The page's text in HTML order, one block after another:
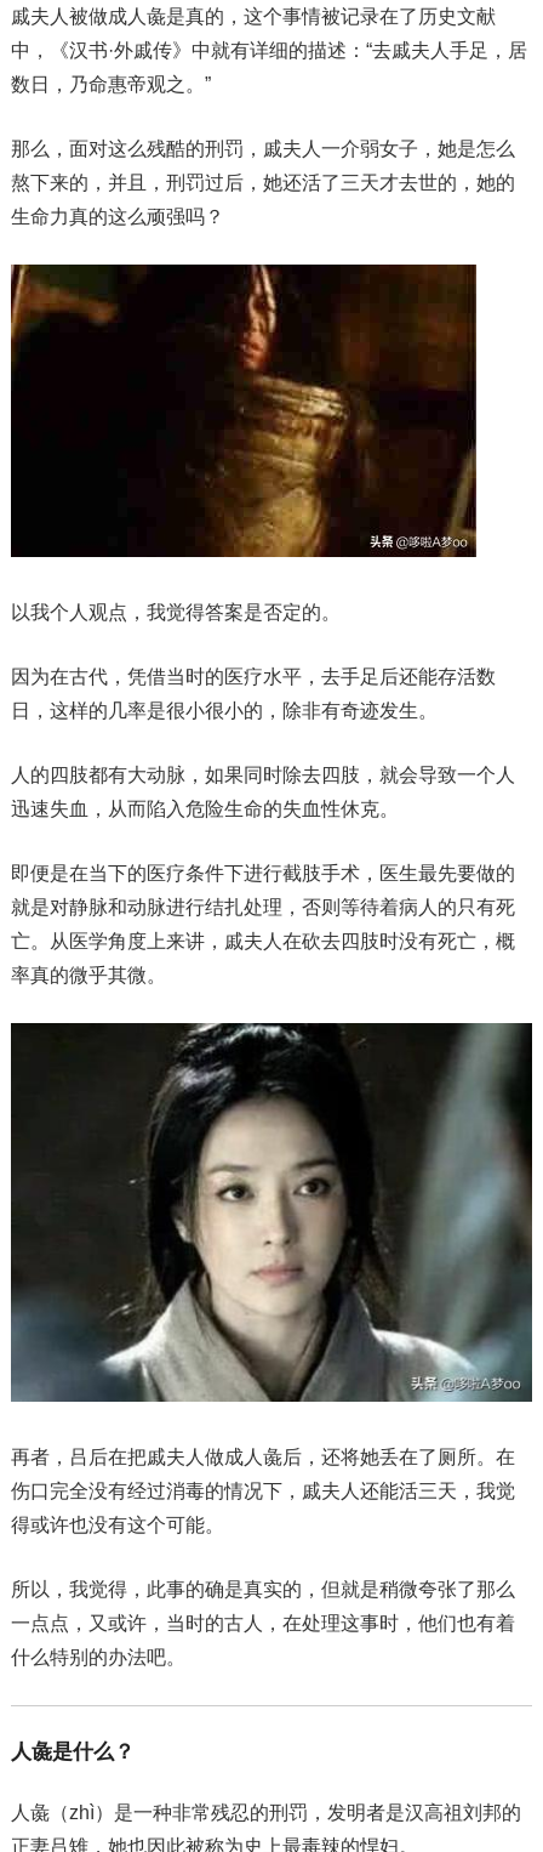
戚夫人被做成人彘是真的，这个事情被记录在了历史文献
中，《汉书·外戚传》中就有详细的描述：“去戚夫人手足，居
数日，乃命惠帝观之。”
那么，面对这么残酷的刑罚，戚夫人一介弱女子，她是怎么
熬下来的，并且，刑罚过后，她还活了三天才去世的，她的
生命力真的这么顽强吗？
以我个人观点，我觉得答案是否定的。
因为在古代，凭借当时的医疗水平，去手足后还能存活数
日，这样的几率是很小很小的，除非有奇迹发生。
人的四肢都有大动脉，如果同时除去四肢，就会导致一个人
迅速失血，从而陷入危险生命的失血性休克。
即便是在当下的医疗条件下进行截肢手术，医生最先要做的
就是对静脉和动脉进行结扎处理，否则等待着病人的只有死
亡。从医学角度上来讲，戚夫人在砍去四肢时没有死亡，概
率真的微乎其微。
再者，吕后在把戚夫人做成人彘后，还将她丢在了厕所。在
伤口完全没有经过消毒的情况下，戚夫人还能活三天，我觉
得或许也没有这个可能。
所以，我觉得，此事的确是真实的，但就是稍微夸张了那么
一点点，又或许，当时的古人，在处理这事时，他们也有着
什么特别的办法吧。
人彘是什么？
人彘（zhì）是一种非常残忍的刑罚，发明者是汉高祖刘邦的
正妻吕雉，她也因此被称为史上最毒辣的悍妇。